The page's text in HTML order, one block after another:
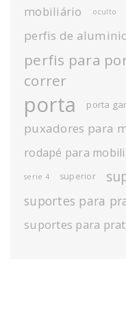
mobiliário oculto
perfis de
perfis para
correr
porta porta
puxadores para
rodapé para
serie 4 superior
suportes para
suportes para